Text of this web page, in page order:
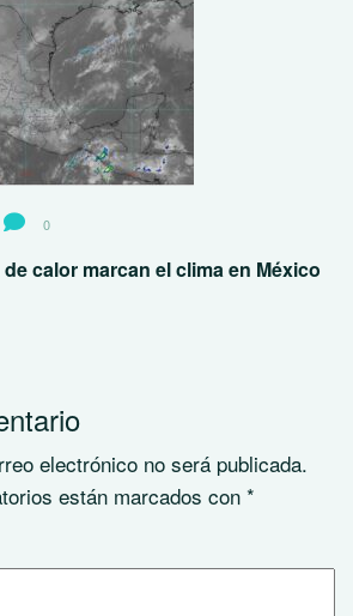
0
calor marcan el clima en México
electrónico no será publicada.
están marcados con *